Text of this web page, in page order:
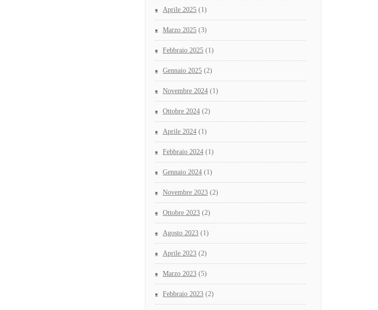
Aprile 2025 (1)
Marzo 2025 (3)
Febbraio 2025 (1)
Gennaio 2025 (2)
Novembre 2024 (1)
Ottobre 2024 (2)
Aprile 2024 (1)
Febbraio 2024 (1)
Gennaio 2024 (1)
Novembre 2023 (2)
Ottobre 2023 (2)
Agosto 2023 (1)
Aprile 2023 (2)
Marzo 2023 (5)
Febbraio 2023 (2)